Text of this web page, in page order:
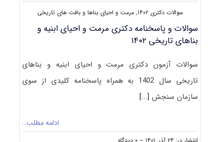
سوالات دکتری ۱۴۰۲ ,مرمت و احیای بناها و بافت های تاریخی
سوالات و پاسخنامه دکتری مرمت و احیای ابنیه و
بناهای تاریخی ۱۴۰۲
سوالات آزمون دکتری مرمت و احیای ابنیه و بناهای
تاریخی سال 1402 به همراه پاسخنامه کلیدی از سوی
سازمان سنجش[...]
ادامه مطلب…
انتشار در: ۲۴ آذر, ۱۴۰۱ -- ۰ دیدگاه on